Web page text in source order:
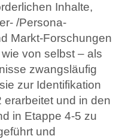
Inhalte,
/Persona-
Markt-Forschungen
von selbst – als
zwangsläufig
zur Identifikation
und in den
in Etappe 4-5 zu
und